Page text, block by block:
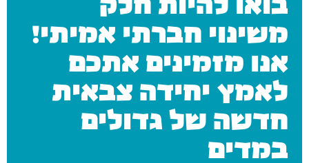
משינוי חברתי אמיתי!
אנו מזמינים אתכם
לאמץ יחידה צבאית
חדשה של גדולים
במדים